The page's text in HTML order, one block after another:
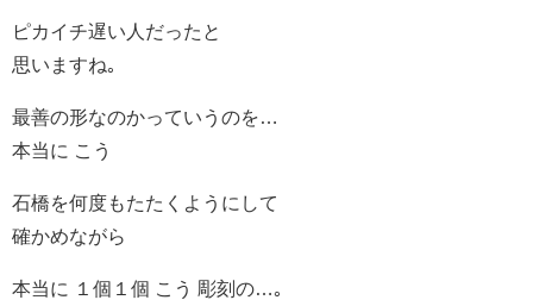
ピカイチ遅い人だったと
思いますね｡
最善の形なのかっていうのを…
本当に こう
石橋を何度もたたくようにして
確かめながら
本当に １個１個 こう 彫刻の…｡